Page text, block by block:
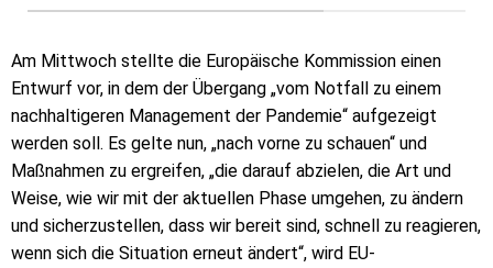
Am Mittwoch stellte die Europäische Kommission einen
Entwurf vor, in dem der Übergang „vom Notfall zu einem
nachhaltigeren Management der Pandemie“ aufgezeigt
werden soll. Es gelte nun, „nach vorne zu schauen“ und
Maßnahmen zu ergreifen, „die darauf abzielen, die Art und
Weise, wie wir mit der aktuellen Phase umgehen, zu ändern
und sicherzustellen, dass wir bereit sind, schnell zu reagieren,
wenn sich die Situation erneut ändert“, wird EU-